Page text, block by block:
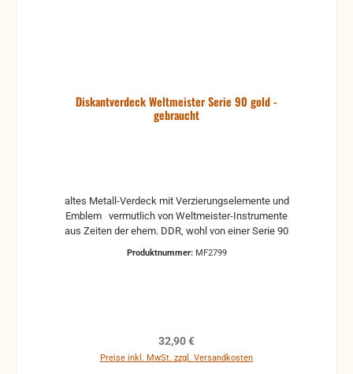
Diskantverdeck Weltmeister Serie 90 gold -
gebraucht
altes Metall-Verdeck mit Verzierungselemente und
Emblem vermutlich von Weltmeister-Instrumente
aus Zeiten der ehem. DDR, wohl von einer Serie 90
Produktnummer: MF2799
Regulärer Preis:
32,90 €
Preise inkl. MwSt. zzgl. Versandkosten